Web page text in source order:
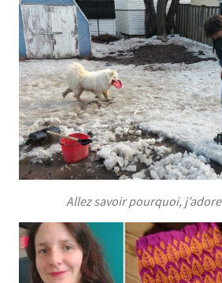
Allez savoir pourquoi,